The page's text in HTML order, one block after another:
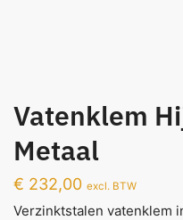
Vatenklem
Metaal
€ 232,00 excl. BTW
Verzinktstalen vatenklem